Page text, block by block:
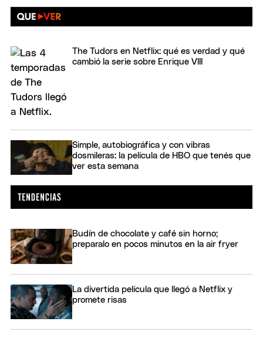
The Tudors en Netflix: qué es verdad y qué
cambió la serie sobre Enrique VIII
Simple, autobiográfica y con vibras
dosmileras: la película de HBO que tenés que
ver esta semana
Budín de chocolate y café sin horno;
preparalo en pocos minutos en la air fryer
La divertida película que llegó a Netflix y
promete risas